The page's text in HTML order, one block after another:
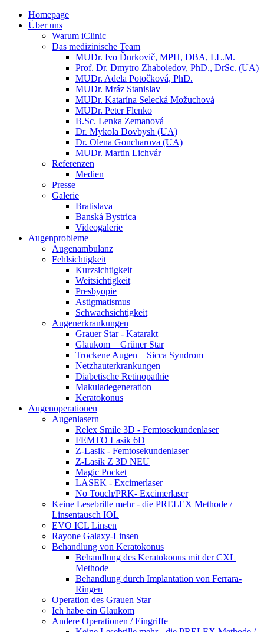
Homepage
Über uns
Warum iClinic
Das medizinische Team
MUDr. Ivo Ďurkovič, MPH, DBA, LL.M.
Prof. Dr. Dmytro Zhaboiedov, PhD., DrSc. (UA)
MUDr. Adela Potočková, PhD.
MUDr. Mráz Stanislav
MUDr. Katarína Selecká Možuchová
MUDr. Peter Flenko
B.Sc. Lenka Zemanová
Dr. Mykola Dovbysh (UA)
Dr. Olena Goncharova (UA)
MUDr. Martin Lichvár
Referenzen
Medien
Presse
Galerie
Bratislava
Banská Bystrica
Videogalerie
Augenprobleme
Augenambulanz
Fehlsichtigkeit
Kurzsichtigkeit
Weitsichtigkeit
Presbyopie
Astigmatismus
Schwachsichtigkeit
Augenerkrankungen
Grauer Star - Katarakt
Glaukom = Grüner Star
Trockene Augen – Sicca Syndrom
Netzhauterkrankungen
Diabetische Retinopathie
Makuladegeneration
Keratokonus
Augenoperationen
Augenlasern
Relex Smile 3D - Femtosekundenlaser
FEMTO Lasik 6D
Z-Lasik - Femtosekundenlaser
Z-Lasik Z 3D NEU
Magic Pocket
LASEK - Excimerlaser
No Touch/PRK- Excimerlaser
Keine Lesebrille mehr - die PRELEX Methode /
Linsentausch IOL
EVO ICL Linsen
Rayone Galaxy-Linsen
Behandlung von Keratokonus
Behandlung des Keratokonus mit der CXL
Methode
Behandlung durch Implantation von Ferrara-
Ringen
Operation des Grauen Star
Ich habe ein Glaukom
Andere Operationen / Eingriffe